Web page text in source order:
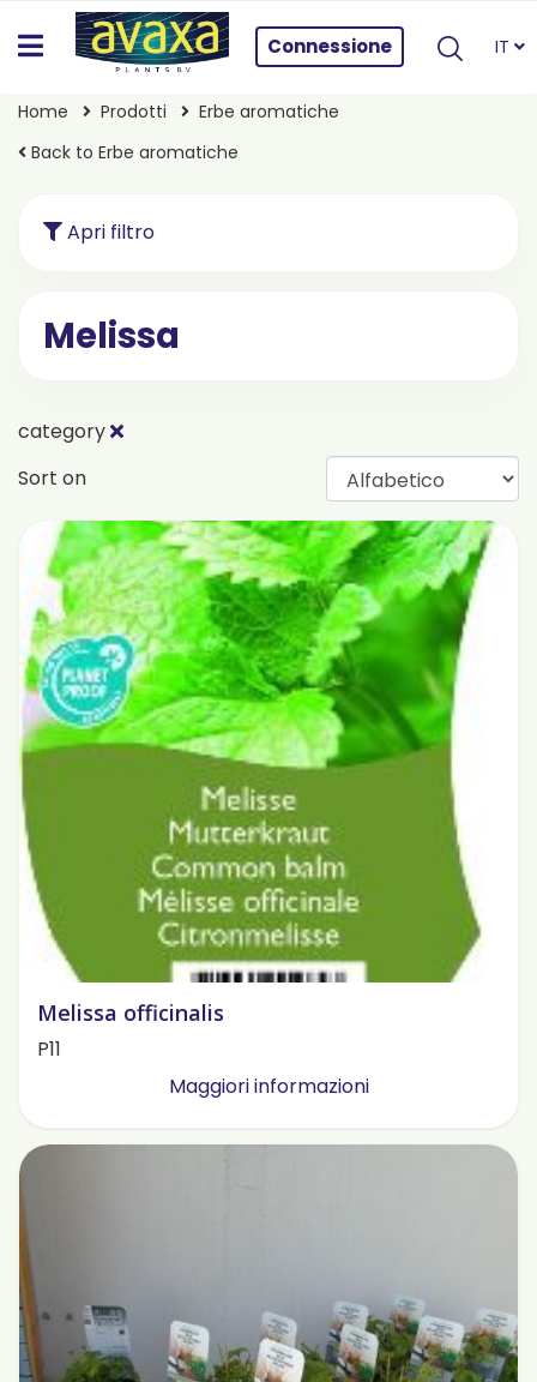
Connessione IT
Home Prodotti
Erbe aromatiche
Back to Erbe aromatiche
Apri filtro
Melissa
category
Sort on
Melissa officinalis
P11
Maggiori informazioni